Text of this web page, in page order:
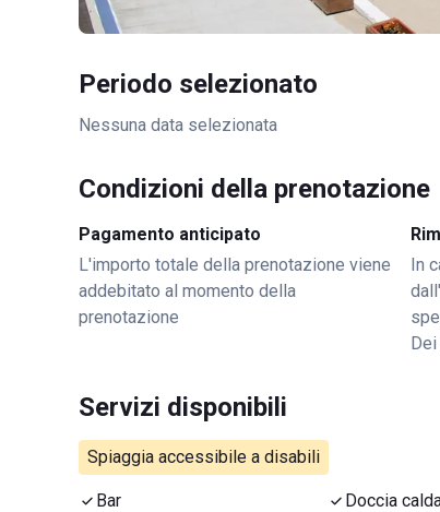
Periodo selezionato
Nessuna data selezionata
Condizioni della prenotazione
Pagamento anticipato
L'importo totale della prenotazione viene
addebitato al momento della
prenotazione
In
Servizi disponibili
Spiaggia accessibile a disabili
Bar Doccia